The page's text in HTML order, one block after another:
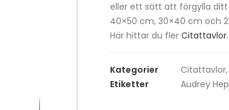
eller ett sätt att förgylla ditt
40×50 cm, 30×40 cm och
Här hittar du fler Citattavlor.
Kategorier Citattavlor,
Etiketter
Audrey